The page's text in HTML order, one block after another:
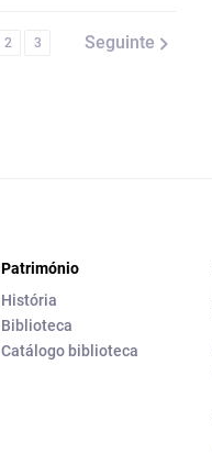
2 3 Seguinte
Património
História
Biblioteca
Catálogo biblioteca